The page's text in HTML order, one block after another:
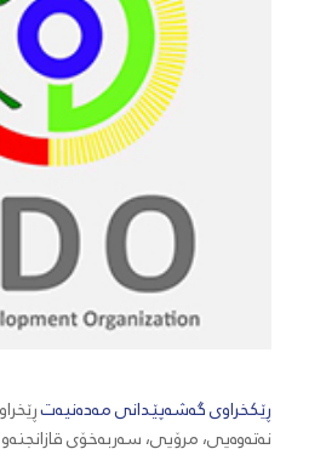
ڕێکخراوی گەشەپێدانی مەدەنیەت